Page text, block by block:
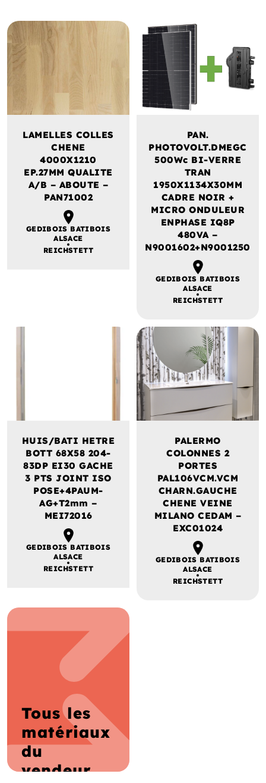
LAMELLES COLLES
CHENE
4000X1210
EP.27MM QUALITE
A/B – ABOUTE –
PAN71002
GEDIBOIS BATIBOIS
ALSACE
REICHSTETT
PAN.
PHOTOVOLT.DMEGC
500Wc BI-VERRE
TRAN
1950X1134X30MM
CADRE NOIR +
MICRO ONDULEUR
ENPHASE IQ8P
480VA –
N9001602+N9001250
GEDIBOIS BATIBOIS
ALSACE
REICHSTETT
HUIS/BATI HETRE
BOTT 68X58 204-
83DP EI30 GACHE
3 PTS JOINT ISO
POSE+4PAUM-
AG+T2mm –
MEI72016
GEDIBOIS BATIBOIS
ALSACE
REICHSTETT
PALERMO
COLONNES 2
PORTES
PAL106VCM.VCM
CHARN.GAUCHE
CHENE VEINE
MILANO CEDAM –
EXC01024
GEDIBOIS BATIBOIS
ALSACE
REICHSTETT
Tous les
matériaux
du
vendeur